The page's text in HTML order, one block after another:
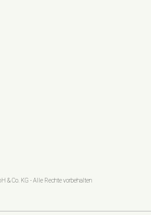
& Co. KG - Alle Rechte vorbehalten